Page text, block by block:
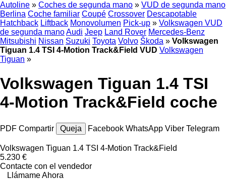
Autoline » Coches de segunda mano » VUD de segunda mano
Berlina Coche familiar Coupé Crossover Descapotable
Hatchback Liftback Monovolumen Pick-up » Volkswagen VUD
de segunda manoAudi Jeep Land Rover Mercedes-Benz
Mitsubishi Nissan Suzuki Toyota Volvo Škoda » Volkswagen
Tiguan 1.4 TSI 4-Motion Track&Field VUD Volkswagen
Tiguan »
Volkswagen Tiguan 1.4 TSI
4-Motion Track&Field coche
PDF Compartir Queja Facebook WhatsApp Viber Telegram
Volkswagen Tiguan 1.4 TSI 4-Motion Track&Field
5.230 €
Contacte con el vendedor
Llámame Ahora